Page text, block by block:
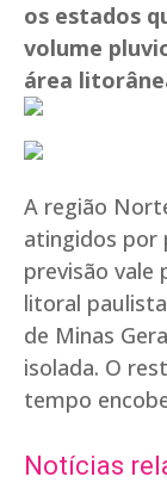
os estados
volume
área
A região
atingidos por
previsão vale
litoral
de Minas
isolada. O
tempo
Notícias